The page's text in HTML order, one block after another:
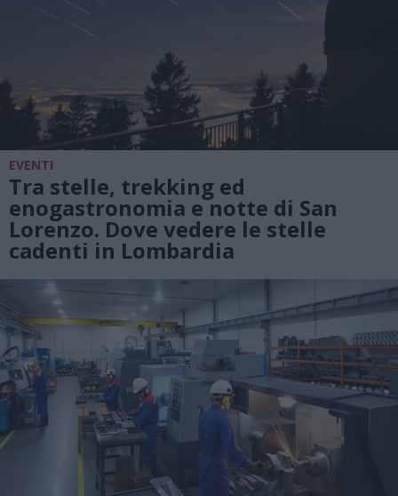
EVENTI
Tra stelle, trekking ed
enogastronomia e notte di San
Lorenzo. Dove vedere le stelle
cadenti in Lombardia